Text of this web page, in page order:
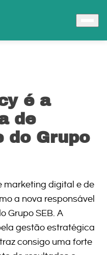
é a
de
do Grupo
marketing digital e de
a nova responsável
Grupo SEB. A
gestão estratégica
consigo uma forte